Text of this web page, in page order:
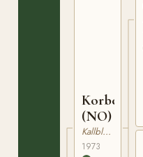
Korbest
(NO)
Kallblodig Travare
1973